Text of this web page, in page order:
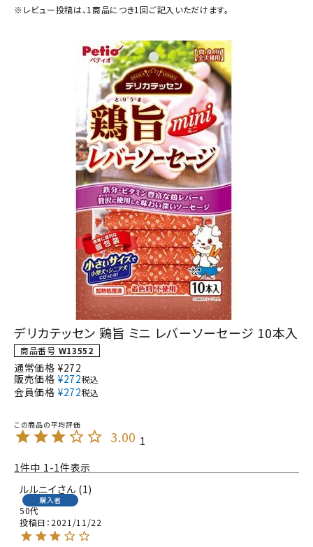
※レビュー投稿は、1商品につき1回ご記入いただけます。
デリカテッセン 鶏旨 ミニ レバーソーセージ 10本入
商品番号 W13552
通常価格 ¥272
販売価格 ¥272税込
会員価格 ¥272税込
3.00 1
1件中 1-1件表示
ルルニイ
1
購入者
50代
投稿日 2021/11/22